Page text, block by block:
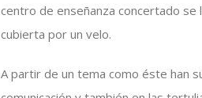
centro de enseñanza concertado se
cubierta por un velo.
A partir de un tema como éste han